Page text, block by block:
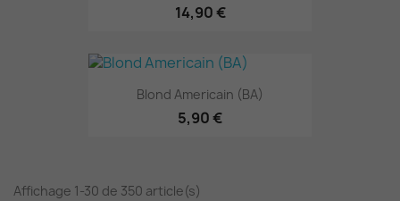
14,90 €
Blond Americain (BA)
5,90 €
Affichage 1-30 de 350 article(s)